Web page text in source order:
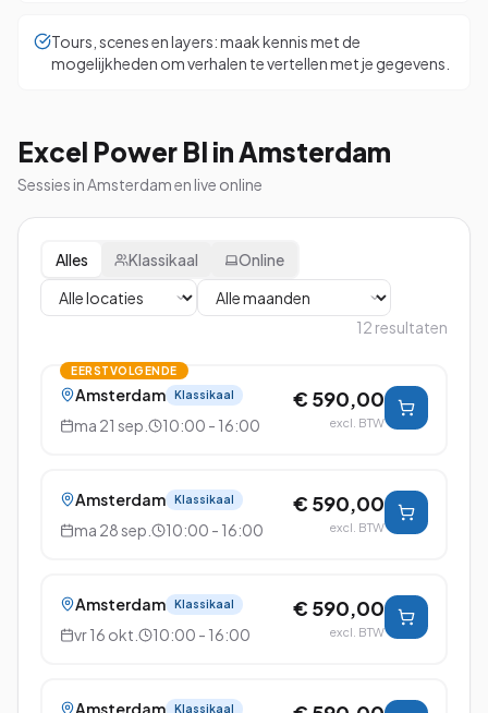
Tours, scenes en layers: maak kennis met de
mogelijkheden om verhalen te vertellen met je gegevens.
Excel Power BI in Amsterdam
Sessies in Amsterdam en live online
Alles Klassikaal Online
12 resultaten
EERSTVOLGENDE
Amsterdam Klassikaal
ma 21 sep. 10:00 - 16:00
€ 590,00
excl. BTW
Amsterdam Klassikaal
ma 28 sep. 10:00 - 16:00
€ 590,00
excl. BTW
Amsterdam Klassikaal
vr 16 okt. 10:00 - 16:00
€ 590,00
excl. BTW
Amsterdam Klassikaal